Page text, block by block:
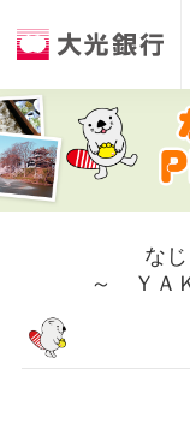
手数料
個人の
お客さま
個
たいこう
サービスのご案内
デビ
な
～ ＹＡ